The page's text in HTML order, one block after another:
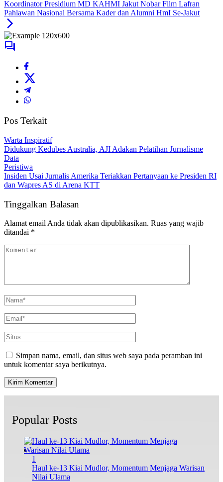
Koordinator Presidium MD KAHMI Jakut Nobar Film Lafran
Pahlawan Nasional Bersama Kader dan Alumni HmI Se-Jakut
Pos Terkait
Warta Inspiratif
Didukung Kedubes Australia, AJI Adakan Pelatihan Jurnalisme
Data
Peristiwa
Insiden Usai Jurnalis Amerika Teriakkan Pertanyaan ke Presiden RI
dan Wapres AS di Arena KTT
Tinggalkan Balasan
Alamat email Anda tidak akan dipublikasikan. Ruas yang wajib
ditandai *
Simpan nama, email, dan situs web saya pada peramban ini
untuk komentar saya berikutnya.
Popular Posts
1
Haul ke-13 Kiai Mudlor, Momentum Menjaga Warisan
Nilai Ulama